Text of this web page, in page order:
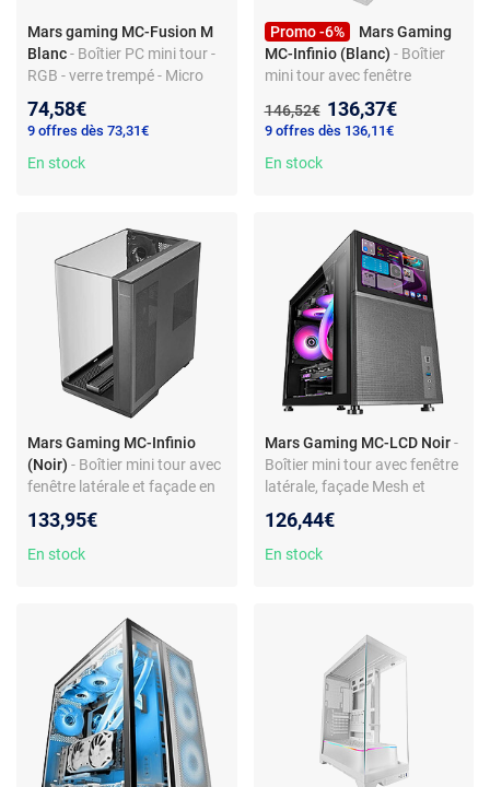
Mars gaming MC-Fusion M
Blanc- Boîtier PC mini tour -
RGB - verre trempé - Micro
74,58€
9 offres dès 73,31€
En stock
Promo -6%
Mars Gaming
MC-Infinio (Blanc) - Boîtier
mini tour avec fenêtre
trempé
Ancien prix :
146,52€ Nouveau prix :
136,37€
9 offres dès 136,11€
En stock
Mars Gaming MC-Infinio
(Noir) - Boîtier mini tour avec
fenêtre latérale et façade en
133,95€
En stock
Mars Gaming MC-LCD Noir -
Boîtier mini tour avec fenêtre
latérale, façade Mesh et
126,44€
En stock